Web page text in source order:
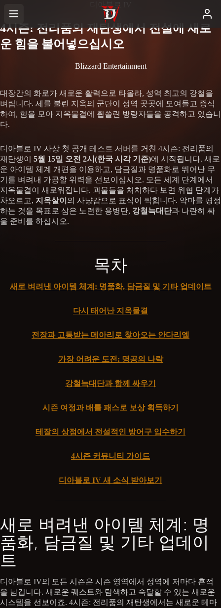
디아블로 IV
4시즌: 전리품의 재탄생에서 전설에 새로
운 힘을 불어넣으십시오
Blizzard Entertainment
대장간의 화로가 새로운 활력으로 타올라, 성역 최고의 강철을
벼립니다. 세를 불린 지옥의 군단이 성역 곳곳에 모여들고 증식
하여, 힘을 모아 지옥물결에 휩쓸린 방랑자들을 공격하고 있습니
다.
디아블로 IV 사상 첫 공개 테스트 서버를 거친 4시즌: 전리품의
재탄생이 5월 15일 오전 2시(한국 시각 기준)에 시작됩니다. 새로
운 아이템 체계 개편을 이용하고, 담금질과 명품화로 뛰어난 무
기를 벼려내 가공할 위력을 선보이십시오. 모든 세계 단계에서
지옥물결이 새로워집니다. 괴물들을 처치하다 보면 위협 단계가
차오르고, 지옥살이 의 사냥감으로 표식이 찍힙니다. 악마를 평정
하는 것을 목표로 삼은 노련한 용병단, 강철늑대단과 나란히 싸
울 준비를 하십시오.
목차
새로 벼려낸 아이템 체계: 명품화, 담금질 및 기타 업데이트
다시 태어난 지옥물결
전장과 고통받는 메아리로 찾아오는 안다리엘
가장 어려운 도전: 명공의 나락
강철늑대단과 함께 싸우기
시즌 여정과 배틀 패스로 보상 획득하기
테잘의 상점에서 전설적인 방어구 입수하기
4시즌 커뮤니티 가이드
디아블로 IV 새 소식 받아보기
새로 벼려낸 아이템 체계: 명
품화, 담금질 및 기타 업데이
트
디아블로 IV의 모든 시즌은 시즌 영역에서 성역에 저마다 흔적
을 남깁니다. 새로운 퀘스트와 탐색하고 숙달할 수 있는 새로운
시스템을 선보이죠. 4시즌: 전리품의 재탄생에서는 새로운 테마